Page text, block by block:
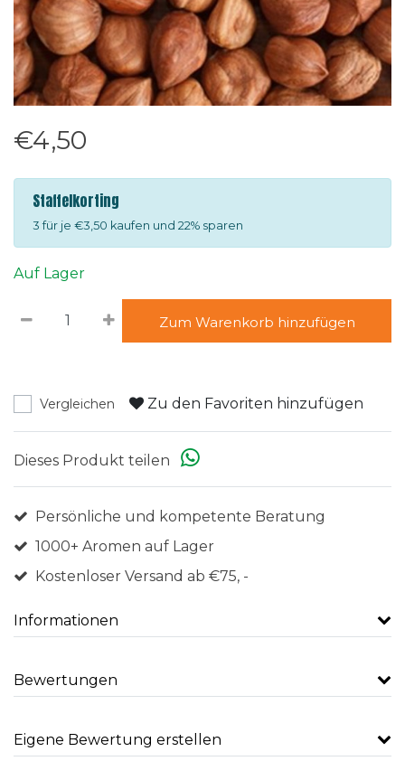
€4,50
Staffelkorting
3 für je €3,50 kaufen und 22% sparen
Auf Lager
Zum Warenkorb hinzufügen
Vergleichen Zu den Favoriten hinzufügen
Dieses Produkt teilen
Persönliche und kompetente Beratung
1000+ Aromen auf Lager
Kostenloser Versand ab €75, -
Informationen
Bewertungen
Eigene Bewertung erstellen